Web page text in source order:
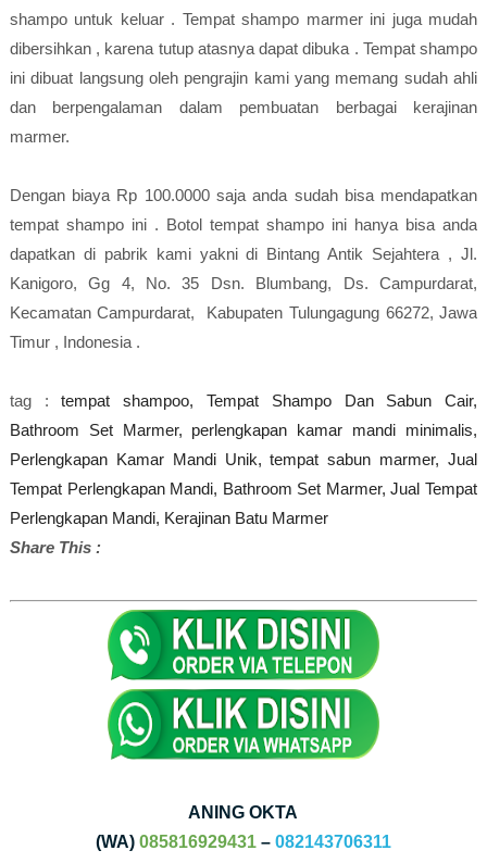
shampo untuk keluar . Tempat shampo marmer ini juga mudah
dibersihkan , karena tutup atasnya dapat dibuka . Tempat shampo
ini dibuat langsung oleh pengrajin kami yang memang sudah ahli
dan berpengalaman dalam pembuatan berbagai kerajinan
marmer.
Dengan biaya Rp 100.0000 saja anda sudah bisa mendapatkan
tempat shampo ini . Botol tempat shampo ini hanya bisa anda
dapatkan di pabrik kami yakni di Bintang Antik Sejahtera , Jl.
Kanigoro, Gg 4, No. 35 Dsn. Blumbang, Ds. Campurdarat,
Kecamatan Campurdarat, Kabupaten Tulungagung 66272, Jawa
Timur , Indonesia .
tag :tempat shampoo, Tempat Shampo Dan Sabun Cair,
Bathroom Set Marmer, perlengkapan kamar mandi minimalis,
Perlengkapan Kamar Mandi Unik, tempat sabun marmer, Jual
Tempat Perlengkapan Mandi, Bathroom Set Marmer,Jual Tempat
Perlengkapan Mandi, Kerajinan Batu Marmer
Share This :
ANING OKTA
(WA) 085816929431– 082143706311